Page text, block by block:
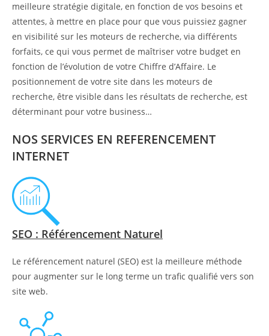
meilleure stratégie digitale, en fonction de vos besoins et
attentes, à mettre en place pour que vous puissiez gagner
en visibilité sur les moteurs de recherche, via différents
forfaits, ce qui vous permet de maîtriser votre budget en
fonction de l’évolution de votre Chiffre d’Affaire. Le
positionnement de votre site dans les moteurs de
recherche, être visible dans les résultats de recherche, est
déterminant pour votre business…
NOS SERVICES EN REFERENCEMENT
INTERNET
SEO : Référencement Naturel
Le référencement naturel (SEO) est la meilleure méthode
pour augmenter sur le long terme un trafic qualifié vers son
site web.